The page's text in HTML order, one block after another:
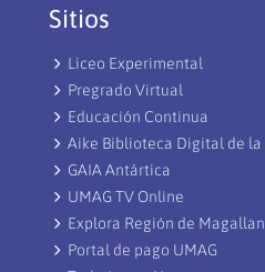
Sitios
Liceo Experimental
Pregrado Virtual
Educación Continua
Aike Biblioteca Digital de la
GAIA Antártica
UMAG TV Online
Explora Región de
Portal de pago UMAG